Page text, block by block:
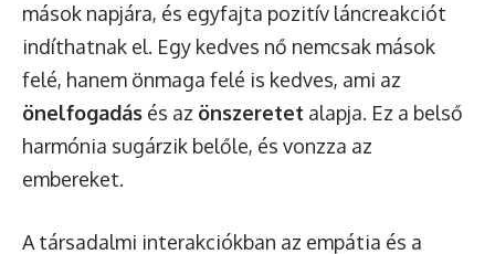
mások napjára, és egyfajta pozitív láncreakciót
indíthatnak el. Egy kedves nő nemcsak mások
felé, hanem önmaga felé is kedves, ami az
önelfogadás és az önszeretet alapja. Ez a belső
harmónia sugárzik belőle, és vonzza az
embereket.
A társadalmi interakciókban az empátia és a